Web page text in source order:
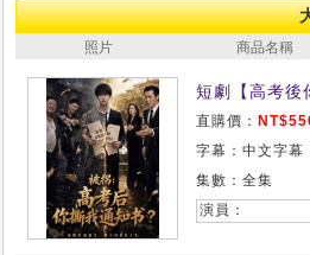
照片 商品名稱
短劇【高考後
直購價：
字幕：中文字幕
集數：全集
演員：